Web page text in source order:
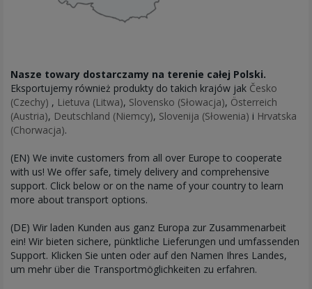
Nasze towary dostarczamy na terenie całej Polski.
Eksportujemy również produkty do takich krajów jak Česko
(Czechy) , Lietuva (Litwa), Slovensko (Słowacja), Österreich
(Austria), Deutschland (Niemcy), Slovenija (Słowenia) i Hrvatska
(Chorwacja).
(EN) We invite customers from all over Europe to cooperate
with us! We offer safe, timely delivery and comprehensive
support. Click below or on the name of your country to learn
more about transport options.
(DE) Wir laden Kunden aus ganz Europa zur Zusammenarbeit
ein! Wir bieten sichere, pünktliche Lieferungen und umfassenden
Support. Klicken Sie unten oder auf den Namen Ihres Landes,
um mehr über die Transportmöglichkeiten zu erfahren.